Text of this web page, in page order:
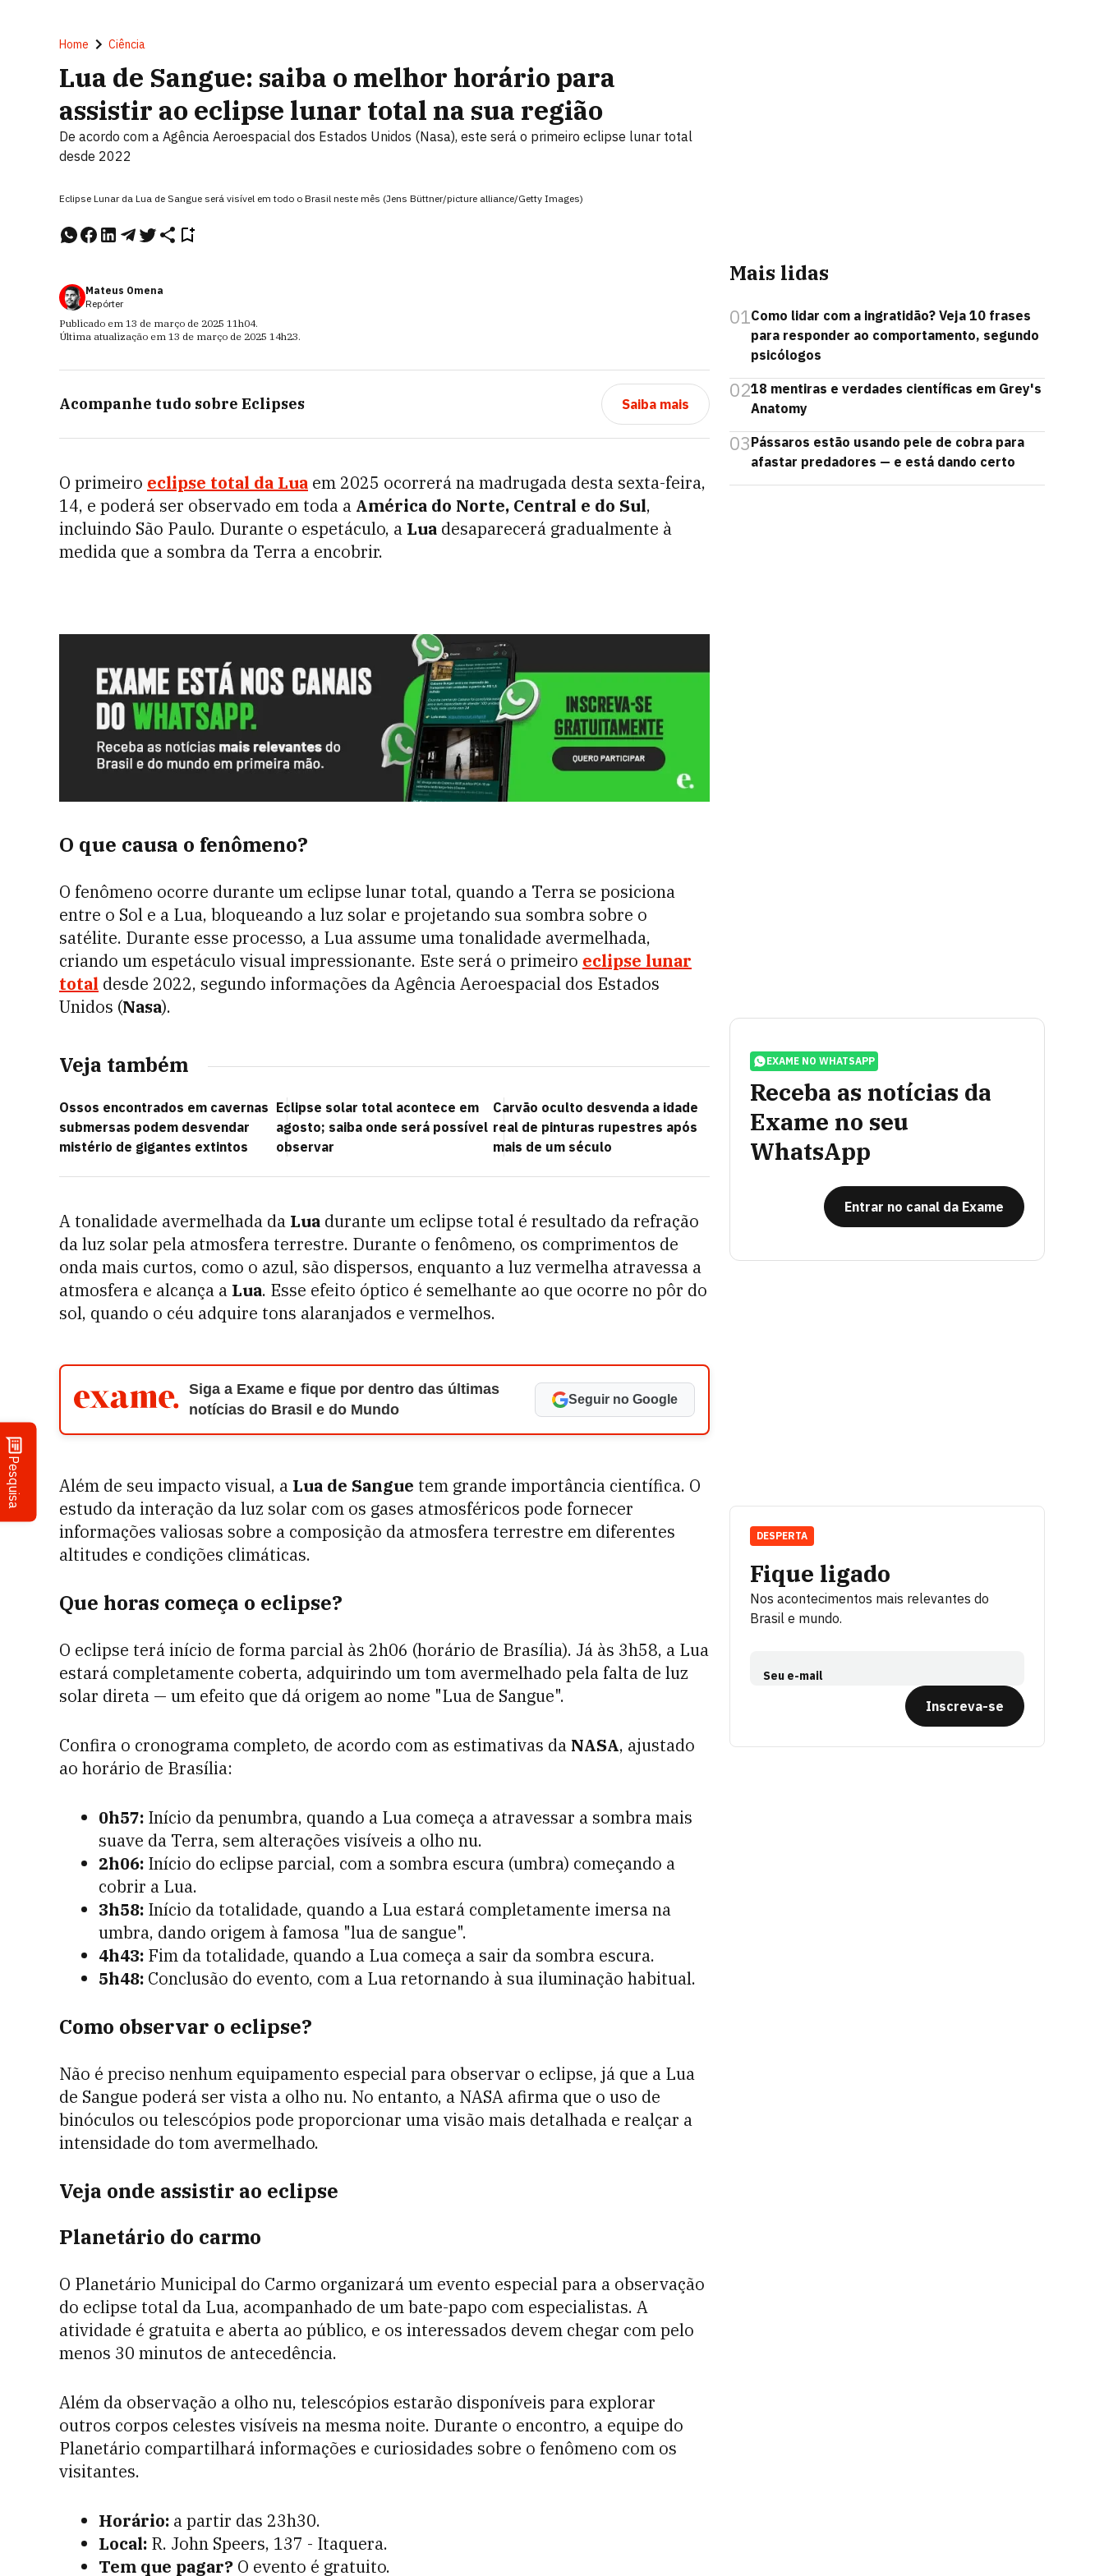
Pesquisa
Home Ciência
Lua de Sangue: saiba o melhor horário para
assistir ao eclipse lunar total na sua região
De acordo com a Agência Aeroespacial dos Estados Unidos (Nasa), este será o primeiro eclipse lunar total
desde 2022
Eclipse Lunar da Lua de Sangue será visível em todo o Brasil neste mês (Jens Büttner/picture alliance/Getty Images)
Mateus Omena
Repórter
Publicado em 13 de março de 2025 11h04.
Última atualização em 13 de março de 2025 14h23.
Acompanhe tudo sobre Eclipses Saiba mais
O primeiro eclipse total da Lua em 2025 ocorrerá na madrugada desta sexta-feira,
14, e poderá ser observado em toda a América do Norte, Central e do Sul,
incluindo São Paulo. Durante o espetáculo, a Lua desaparecerá gradualmente à
medida que a sombra da Terra a encobrir.
O que causa o fenômeno?
O fenômeno ocorre durante um eclipse lunar total, quando a Terra se posiciona
entre o Sol e a Lua, bloqueando a luz solar e projetando sua sombra sobre o
satélite. Durante esse processo, a Lua assume uma tonalidade avermelhada,
criando um espetáculo visual impressionante. Este será o primeiro eclipse lunar
total desde 2022, segundo informações da Agência Aeroespacial dos Estados
Unidos (Nasa).
Veja também
Ossos encontrados em cavernas
submersas podem desvendar
mistério de gigantes extintos
Eclipse solar total acontece em
agosto; saiba onde será possível
observar
Carvão oculto desvenda a idade
real de pinturas rupestres após
mais de um século
A tonalidade avermelhada da Lua durante um eclipse total é resultado da refração
da luz solar pela atmosfera terrestre. Durante o fenômeno, os comprimentos de
onda mais curtos, como o azul, são dispersos, enquanto a luz vermelha atravessa a
atmosfera e alcança a Lua. Esse efeito óptico é semelhante ao que ocorre no pôr do
sol, quando o céu adquire tons alaranjados e vermelhos.
Siga a Exame e fique por dentro das últimas
notícias do Brasil e do Mundo
Seguir no Google
Além de seu impacto visual, a Lua de Sangue tem grande importância científica. O
estudo da interação da luz solar com os gases atmosféricos pode fornecer
informações valiosas sobre a composição da atmosfera terrestre em diferentes
altitudes e condições climáticas.
Que horas começa o eclipse?
O eclipse terá início de forma parcial às 2h06 (horário de Brasília). Já às 3h58, a Lua
estará completamente coberta, adquirindo um tom avermelhado pela falta de luz
solar direta — um efeito que dá origem ao nome "Lua de Sangue".
Confira o cronograma completo, de acordo com as estimativas da NASA, ajustado
ao horário de Brasília:
0h57: Início da penumbra, quando a Lua começa a atravessar a sombra mais
suave da Terra, sem alterações visíveis a olho nu.
2h06: Início do eclipse parcial, com a sombra escura (umbra) começando a
cobrir a Lua.
3h58: Início da totalidade, quando a Lua estará completamente imersa na
umbra, dando origem à famosa "lua de sangue".
4h43: Fim da totalidade, quando a Lua começa a sair da sombra escura.
5h48: Conclusão do evento, com a Lua retornando à sua iluminação habitual.
Como observar o eclipse?
Não é preciso nenhum equipamento especial para observar o eclipse, já que a Lua
de Sangue poderá ser vista a olho nu. No entanto, a NASA afirma que o uso de
binóculos ou telescópios pode proporcionar uma visão mais detalhada e realçar a
intensidade do tom avermelhado.
Veja onde assistir ao eclipse
Planetário do carmo
O Planetário Municipal do Carmo organizará um evento especial para a observação
do eclipse total da Lua, acompanhado de um bate-papo com especialistas. A
atividade é gratuita e aberta ao público, e os interessados devem chegar com pelo
menos 30 minutos de antecedência.
Além da observação a olho nu, telescópios estarão disponíveis para explorar
outros corpos celestes visíveis na mesma noite. Durante o encontro, a equipe do
Planetário compartilhará informações e curiosidades sobre o fenômeno com os
visitantes.
Horário: a partir das 23h30.
Local: R. John Speers, 137 - Itaquera.
Tem que pagar? O evento é gratuito.
Mais lidas
01Como lidar com a ingratidão? Veja 10 frases
para responder ao comportamento, segundo
psicólogos
0218 mentiras e verdades científicas em Grey's
Anatomy
03Pássaros estão usando pele de cobra para
afastar predadores — e está dando certo
EXAME NO WHATSAPP
Receba as notícias da
Exame no seu
WhatsApp
Entrar no canal da Exame
Fique ligado
Nos acontecimentos mais relevantes do
Brasil e mundo.
Seu e-mail
Inscreva-se
DESPERTA